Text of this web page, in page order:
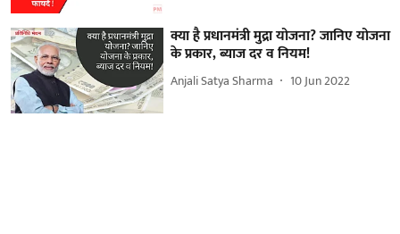
क्या है प्रधानमंत्री मुद्रा योजना? जानिए योजना
के प्रकार, ब्याज दर व नियम!
Anjali Satya Sharma 10 Jun 2022